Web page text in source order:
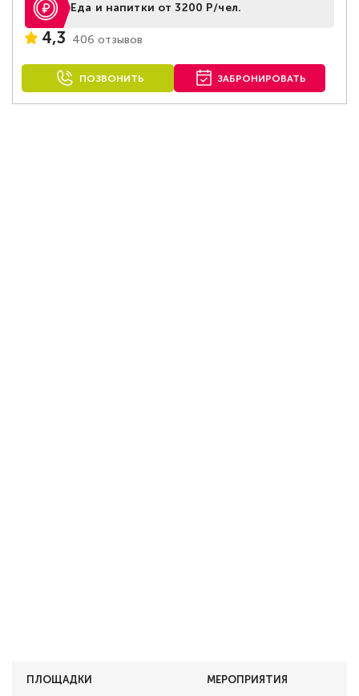
Еда и напитки от 3200 Р/чел.
4,3 406 отзывов
ПОЗВОНИТЬ ЗАБРОНИРОВАТЬ
ПЛОЩАДКИ
МЕРОПРИЯТИЯ